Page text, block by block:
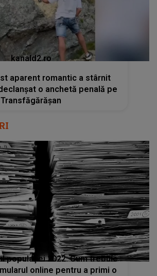
kanald2.ro
aparent romantic a stârnit
o anchetă penală pe
Transfăgărășan
populaţiei 2022: Cum trebuie
online pentru a primi o